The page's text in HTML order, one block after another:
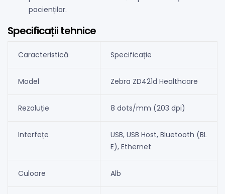
pacienților.
Specificații tehnice
Caracteristică Specificație
Model Zebra ZD421d Healthcare
Rezoluție 8 dots/mm (203 dpi)
Interfețe
USB, USB Host, Bluetooth (BL
E), Ethernet
Culoare Alb